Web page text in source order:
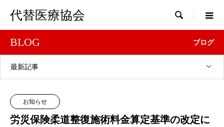
代替医療協会 
BLOG ブログ
最新記事
お知らせ
労災保険柔道整復施術料金算定基準の改定に